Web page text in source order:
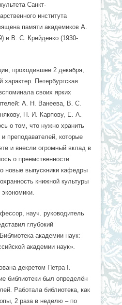
Санкт-
института
памяти академиков А.
и В. С. Крейденко (1930-
проходившее 2 декабря,
Петербургская
своих ярких
А. Н. Ванеева, В. С.
Н. И. Карпову, Е. А.
о том, что нужно хранить
преподавателей, которые
и внесли огромный вклад в
о преемственности
новые выпускники кафедры
книжной культуры
науч. руководитель
глубокий
академии наук:
академии наук».
декретом Петра I.
библиотеки был определён
Работала библиотека, как
2 раза в неделю – по